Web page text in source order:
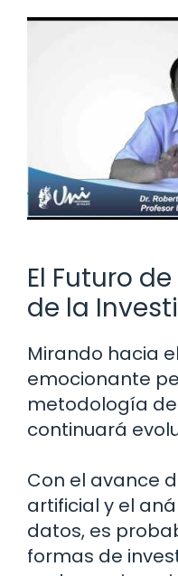
El Futuro
de la
Mirando hacia
emocionante
metodología
continuará
Con el avance
artificial y el
datos, es
formas de